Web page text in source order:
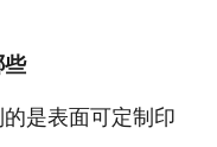
些
是表面可定制印